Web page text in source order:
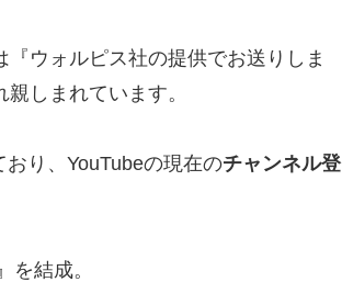
ウォルピス社の提供でお送りしま
しまれています。
り、YouTubeの現在のチャンネル登
』を結成。